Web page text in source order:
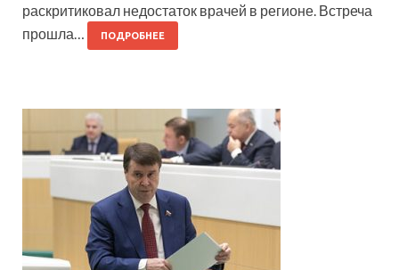
раскритиковал недостаток врачей в регионе. Встреча
прошла…
ПОДРОБНЕЕ